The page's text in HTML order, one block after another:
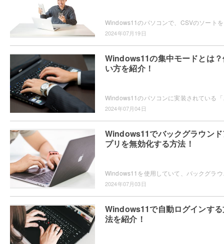
2024年07月19日
Windows11の集中モードとは
い方を紹介！
2024年07月04日
Windows11でバックグラウン
プリを無効化する方法！
2024年07月03日
Windows11で自動ログインす
法を紹介！